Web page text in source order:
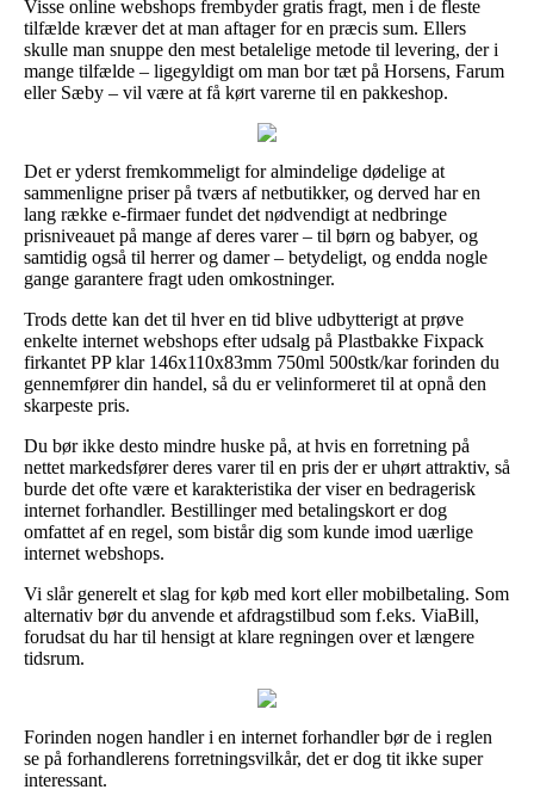
Visse online webshops frembyder gratis fragt, men i de fleste
tilfælde kræver det at man aftager for en præcis sum. Ellers
skulle man snuppe den mest betalelige metode til levering, der i
mange tilfælde – ligegyldigt om man bor tæt på Horsens, Farum
eller Sæby – vil være at få kørt varerne til en pakkeshop.
Det er yderst fremkommeligt for almindelige dødelige at
sammenligne priser på tværs af netbutikker, og derved har en
lang række e-firmaer fundet det nødvendigt at nedbringe
prisniveauet på mange af deres varer – til børn og babyer, og
samtidig også til herrer og damer – betydeligt, og endda nogle
gange garantere fragt uden omkostninger.
Trods dette kan det til hver en tid blive udbytterigt at prøve
enkelte internet webshops efter udsalg på Plastbakke Fixpack
firkantet PP klar 146x110x83mm 750ml 500stk/kar forinden du
gennemfører din handel, så du er velinformeret til at opnå den
skarpeste pris.
Du bør ikke desto mindre huske på, at hvis en forretning på
nettet markedsfører deres varer til en pris der er uhørt attraktiv, så
burde det ofte være et karakteristika der viser en bedragerisk
internet forhandler. Bestillinger med betalingskort er dog
omfattet af en regel, som bistår dig som kunde imod uærlige
internet webshops.
Vi slår generelt et slag for køb med kort eller mobilbetaling. Som
alternativ bør du anvende et afdragstilbud som f.eks. ViaBill,
forudsat du har til hensigt at klare regningen over et længere
tidsrum.
Forinden nogen handler i en internet forhandler bør de i reglen
se på forhandlerens forretningsvilkår, det er dog tit ikke super
interessant.